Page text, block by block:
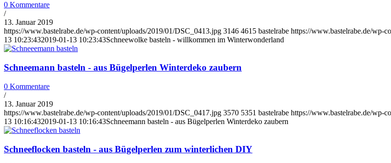
0 Kommentare
/
13. Januar 2019
https://www.bastelrabe.de/wp-content/uploads/2019/01/DSC_0413.jpg 3146 4615 bastelrabe https://www.bastelrabe.de/wp-
13 10:23:432019-01-13 10:23:43Schneewolke basteln - willkommen im Winterwonderland
Schneemann basteln - aus Bügelperlen Winterdeko zaubern
0 Kommentare
/
13. Januar 2019
https://www.bastelrabe.de/wp-content/uploads/2019/01/DSC_0417.jpg 3570 5351 bastelrabe https://www.bastelrabe.de/wp-
13 10:16:432019-01-13 10:16:43Schneemann basteln - aus Bügelperlen Winterdeko zaubern
Schneeflocken basteln - aus Bügelperlen zum winterlichen DIY